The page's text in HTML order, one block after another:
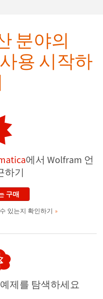
분야의
용 시작하
에서 Wolfram 언
하기
구매
있는지 확인하기
제를 탐색하세요